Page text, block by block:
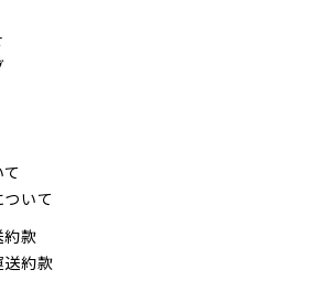
いて
約款
送約款